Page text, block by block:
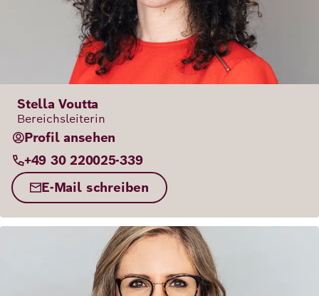
Stella Voutta
Bereichsleiterin
Profil ansehen
+49 30 220025-339
E-Mail schreiben